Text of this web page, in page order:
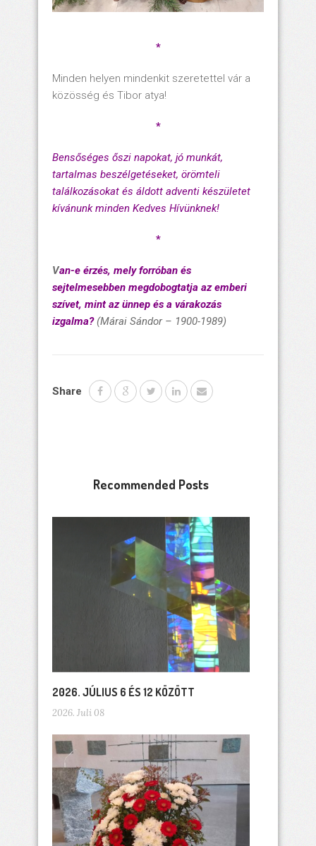
*
Minden helyen mindenkit szeretettel vár a
közösség és Tibor atya!
*
Bensőséges őszi napokat, jó munkát,
tartalmas beszélgetéseket, örömteli
találkozásokat és áldott adventi készületet
kívánunk minden Kedves Hívünknek!
*
Van-e érzés, mely forróban és
sejtelmesebben megdobogtatja az emberi
szívet, mint az ünnep és a várakozás
izgalma? (Márai Sándor – 1900-1989)
Share
Recommended Posts
2026. JÚLIUS 6 ÉS 12 KÖZÖTT
2026. Juli 08